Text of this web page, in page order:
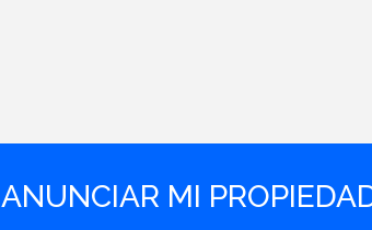
ANUNCIAR MI